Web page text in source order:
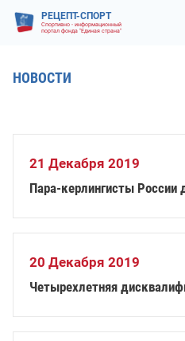
РЕЦЕПТ-СПОРТ
Спортивно - информационный
портал фонда "Единая страна"
НОВОСТИ
21 Декабря 2019
Пара-керлингисты
20 Декабря 2019
Четырехлетняя